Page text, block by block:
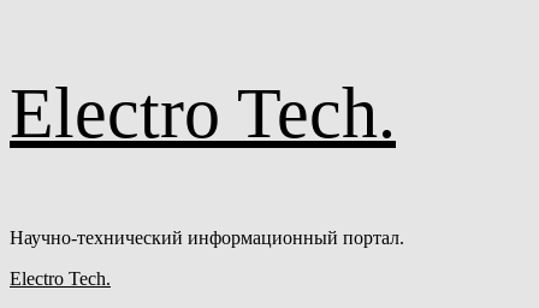
содержимому
Electro Tech.
Научно-технический информационный портал.
Основное
Electro Tech.